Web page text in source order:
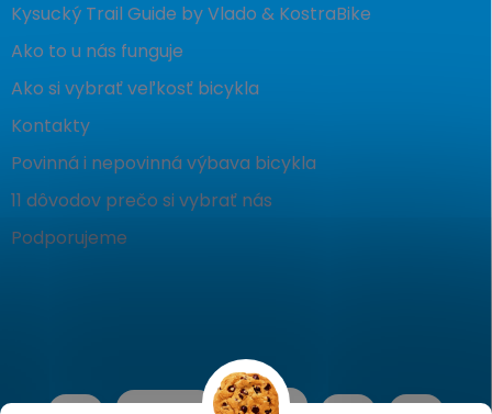
Kysucký Trail Guide by Vlado & KostraBike
Ako to u nás funguje
Ako si vybrať veľkosť bicykla
Kontakty
Povinná i nepovinná výbava bicykla
11 dôvodov prečo si vybrať nás
Podporujeme